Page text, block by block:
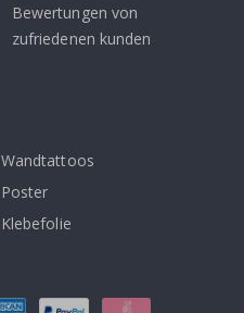
Bewertungen von
zufriedenen kunden
Wandtattoos
Poster
Klebefolie